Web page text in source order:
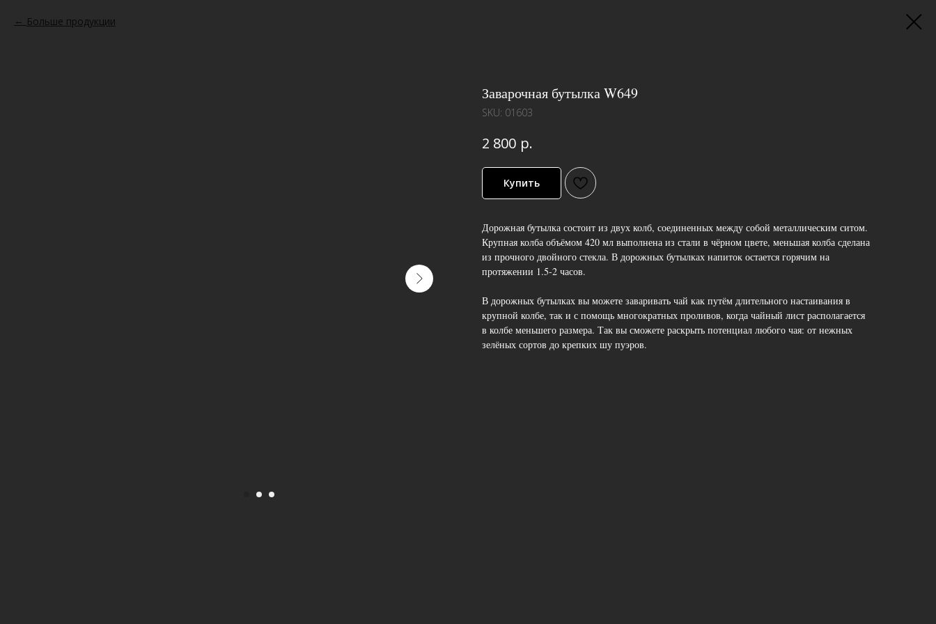
Больше продукции
Заварочная бутылка W649
SKU: 01603
2 800 р.
Купить
Дорожная бутылка состоит из двух колб, соединенных между собой металлическим ситом.
Крупная колба объёмом 420 мл выполнена из стали в чёрном цвете, меньшая колба сделана
из прочного двойного стекла. В дорожных бутылках напиток остается горячим на
протяжении 1.5-2 часов.
В дорожных бутылках вы можете заваривать чай как путём длительного настаивания в
крупной колбе, так и с помощь многократных проливов, когда чайный лист располагается
в колбе меньшего размера. Так вы сможете раскрыть потенциал любого чая: от нежных
зелёных сортов до крепких шу пуэров.